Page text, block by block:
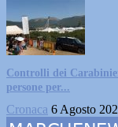
Controlli dei
persone per...
Cronaca 6 Agosto